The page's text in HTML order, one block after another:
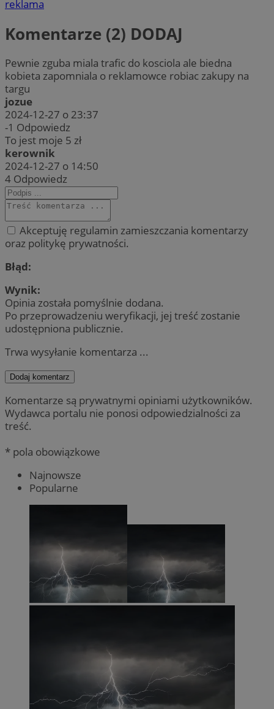
reklama
Komentarze (2) DODAJ
Pewnie zguba miala trafic do kosciola ale biedna
kobieta zapomniala o reklamowce robiac zakupy na
targu
jozue
2024-12-27 o 23:37
-1 Odpowiedz
To jest moje 5 zł
kerownik
2024-12-27 o 14:50
4 Odpowiedz
Akceptuję regulamin zamieszczania komentarzy
oraz politykę prywatności.
Błąd:
Wynik:
Opinia została pomyślnie dodana.
Po przeprowadzeniu weryfikacji, jej treść zostanie
udostępniona publicznie.
Trwa wysyłanie komentarza ...
Dodaj komentarz
Komentarze są prywatnymi opiniami użytkowników.
Wydawca portalu nie ponosi odpowiedzialności za
treść.
* pola obowiązkowe
Najnowsze
Popularne